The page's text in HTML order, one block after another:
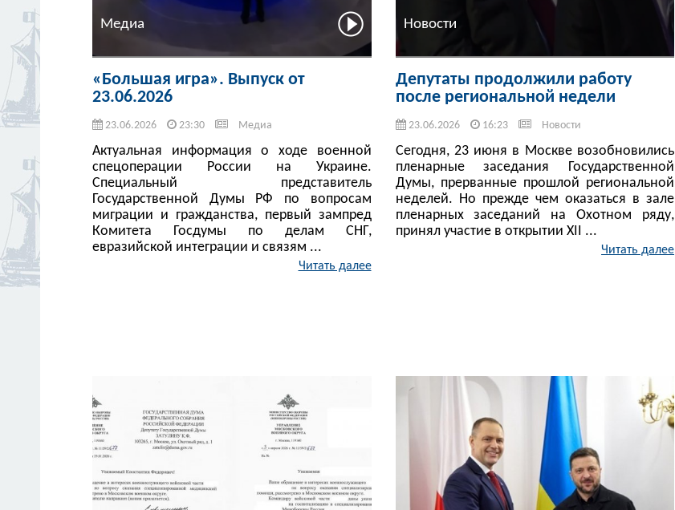
Медиа
«Большая игра». Выпуск от
23.06.2026
23.06.2026 23:30 Медиа
Актуальная информация о ходе военной
спецоперации России на Украине.
Специальный представитель
Государственной Думы РФ по вопросам
миграции и гражданства, первый зампред
Комитета Госдумы по делам СНГ,
евразийской интеграции и связям ...
Читать далее
Новости
Депутаты продолжили работу
после региональной недели
23.06.2026 16:23 Новости
Сегодня, 23 июня в Москве возобновились
пленарные заседания Государственной
Думы, прерванные прошлой региональной
неделей. Но прежде чем оказаться в зале
пленарных заседаний на Охотном ряду,
принял участие в открытии XII ...
Читать далее